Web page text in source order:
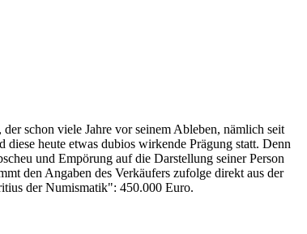
schon viele Jahre vor seinem Ableben, nämlich seit
heute etwas dubios wirkende Prägung statt. Denn
und Empörung auf die Darstellung seiner Person
den Angaben des Verkäufers zufolge direkt aus der
der Numismatik": 450.000 Euro.